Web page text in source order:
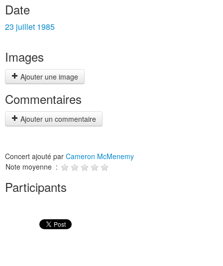
Date
23 juillet 1985
Images
Ajouter une image
Commentaires
Ajouter un commentaire
Concert ajouté par Cameron McMenemy
Note moyenne :
Participants